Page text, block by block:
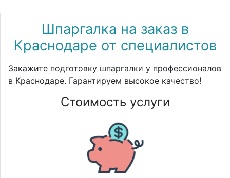
Шпаргалка на заказ в
Краснодаре от специалистов
Закажите подготовку шпаргалки у профессионалов
в Краснодаре. Гарантируем высокое качество!
Стоимость услуги